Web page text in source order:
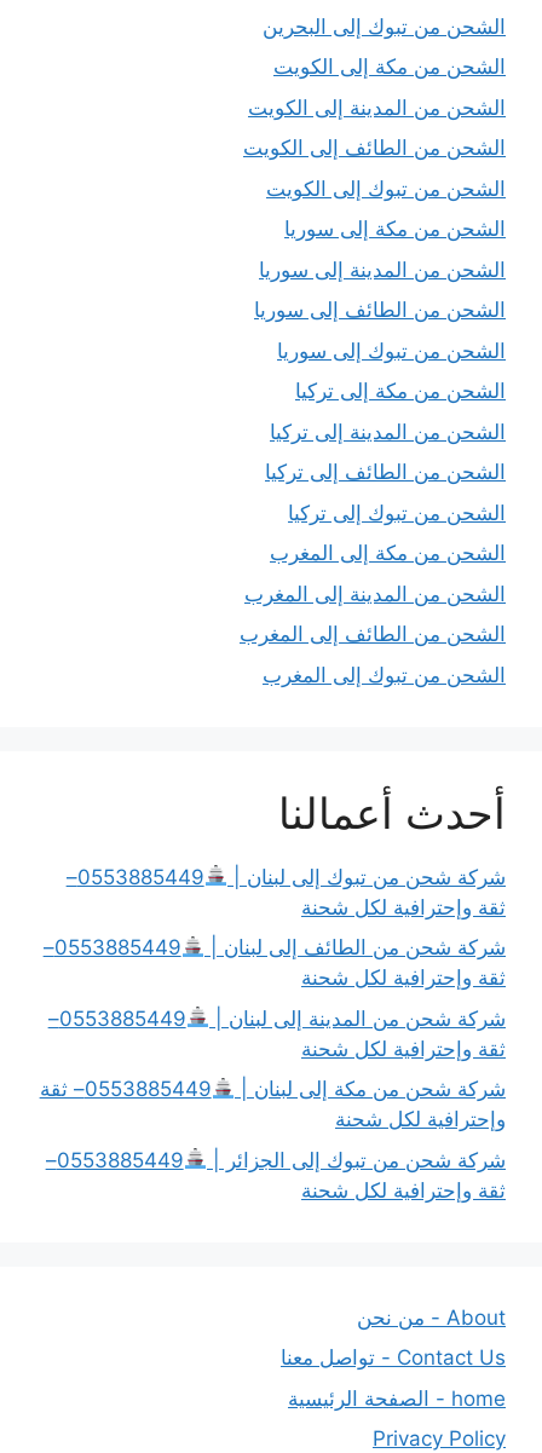
الشحن من تبوك إلى البحرين
الشحن من مكة إلى الكويت
الشحن من المدينة إلى الكويت
الشحن من الطائف إلى الكويت
الشحن من تبوك إلى الكويت
الشحن من مكة إلى سوريا
الشحن من المدينة إلى سوريا
الشحن من الطائف إلى سوريا
الشحن من تبوك إلى سوريا
الشحن من مكة إلى تركيا
الشحن من المدينة إلى تركيا
الشحن من الطائف إلى تركيا
الشحن من تبوك إلى تركيا
الشحن من مكة إلى المغرب
الشحن من المدينة إلى المغرب
الشحن من الطائف إلى المغرب
الشحن من تبوك إلى المغرب
أحدث أعمالنا
شركة شحن من تبوك إلى لبنان |
0553885449–
ثقة وإحترافية لكل شحنة
شركة شحن من الطائف إلى لبنان |
0553885449–
ثقة وإحترافية لكل شحنة
شركة شحن من المدينة إلى لبنان |
0553885449–
ثقة وإحترافية لكل شحنة
شركة شحن من مكة إلى لبنان |
0553885449– ثقة
وإحترافية لكل شحنة
شركة شحن من تبوك إلى الجزائر |
0553885449–
ثقة وإحترافية لكل شحنة
About - من نحن
Contact Us - تواصل معنا
home - الصفحة الرئيسية
Privacy Policy